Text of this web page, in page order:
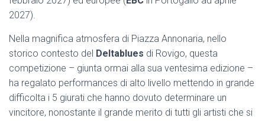
2027).
Nella magnifica atmosfera di Piazza Annonaria, nello
storico contesto del Deltablues di Rovigo, questa
competizione – giunta ormai alla sua ventesima edizione –
ha regalato performances di alto livello mettendo in grande
difficolta i 5 giurati che hanno dovuto determinare un
vincitore, nonostante il grande merito di tutti gli artisti che si